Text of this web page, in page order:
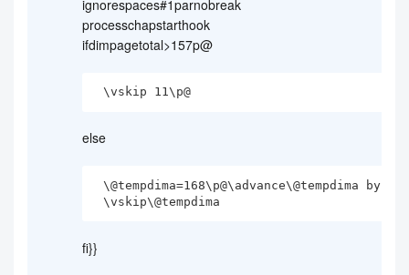
ignorespaces#1parnobreak
processchapstarthook
ifdimpagetotal>157p@
\vskip 11\p@
else
\@tempdima=168\p@\advance\@tempdima by-\pagetotal
\vskip\@tempdima
fi}}